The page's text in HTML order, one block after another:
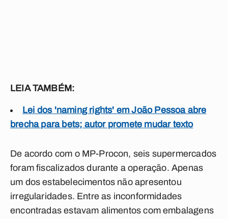
LEIA TAMBÉM:
Lei dos 'naming rights' em João Pessoa abre
brecha para bets; autor promete mudar texto
De acordo com o MP-Procon, seis supermercados
foram fiscalizados durante a operação. Apenas
um dos estabelecimentos não apresentou
irregularidades. Entre as inconformidades
encontradas estavam alimentos com embalagens